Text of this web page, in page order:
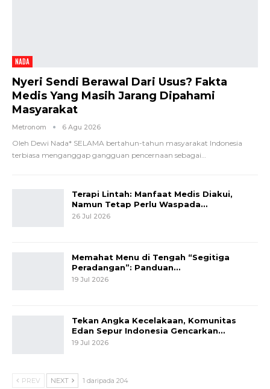
NADA
Nyeri Sendi Berawal Dari Usus? Fakta
Medis Yang Masih Jarang Dipahami
Masyarakat
Metronom 6 Agu 2026
Oleh Dewi Nada* SELAMA bertahun-tahun masyarakat Indonesia
terbiasa menganggap gangguan pencernaan sebagai
Terapi Lintah: Manfaat Medis Diakui,
Namun Tetap Perlu Waspada…
26 Jul 2026
Memahat Menu di Tengah “Segitiga
Peradangan”: Panduan…
19 Jul 2026
Tekan Angka Kecelakaan, Komunitas
Edan Sepur Indonesia Gencarkan…
19 Jul 2026
PREV NEXT 1 daripada 204